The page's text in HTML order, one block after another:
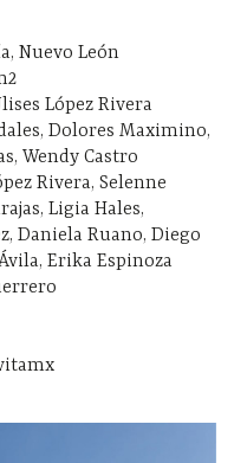
Nuevo León
López Rivera
Dolores Maximino,
Wendy Castro
Rivera, Selenne
Ligia Hales,
Daniela Ruano, Diego
Erika Espinoza